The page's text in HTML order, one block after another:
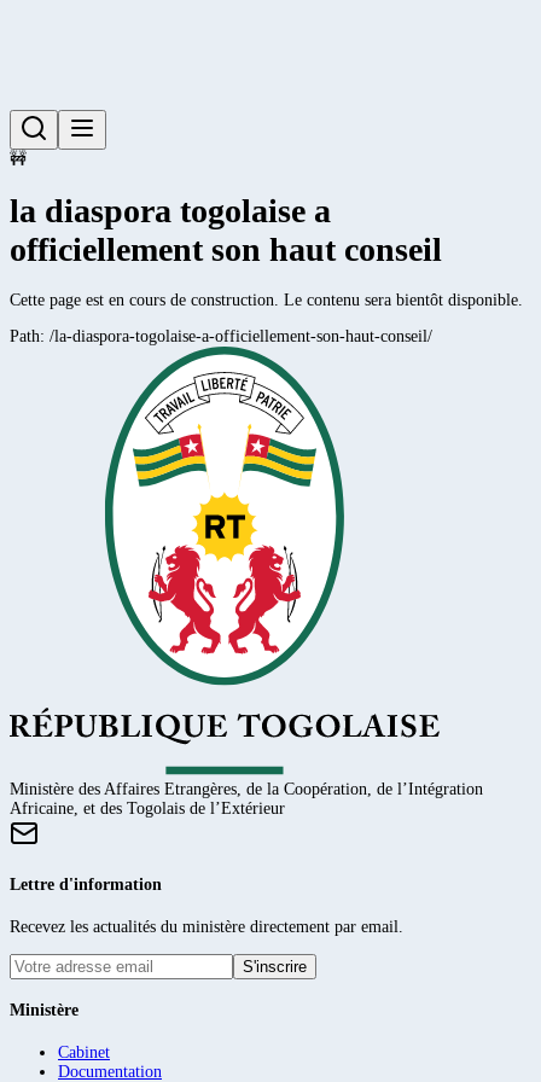
🚧
la diaspora togolaise a
officiellement son haut conseil
Cette page est en cours de construction. Le contenu sera bientôt disponible.
Path: /la-diaspora-togolaise-a-officiellement-son-haut-conseil/
Ministère des Affaires Etrangères, de la Coopération, de l’Intégration
Africaine, et des Togolais de l’Extérieur
Lettre d'information
Recevez les actualités du ministère directement par email.
S'inscrire
Ministère
Cabinet
Documentation